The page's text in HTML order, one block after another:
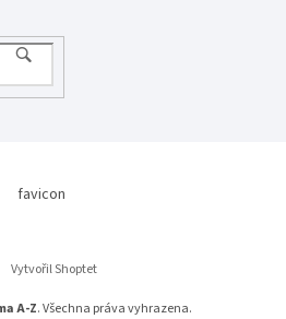
favicon
Vytvořil Shoptet
A-Z. Všechna práva vyhrazena.